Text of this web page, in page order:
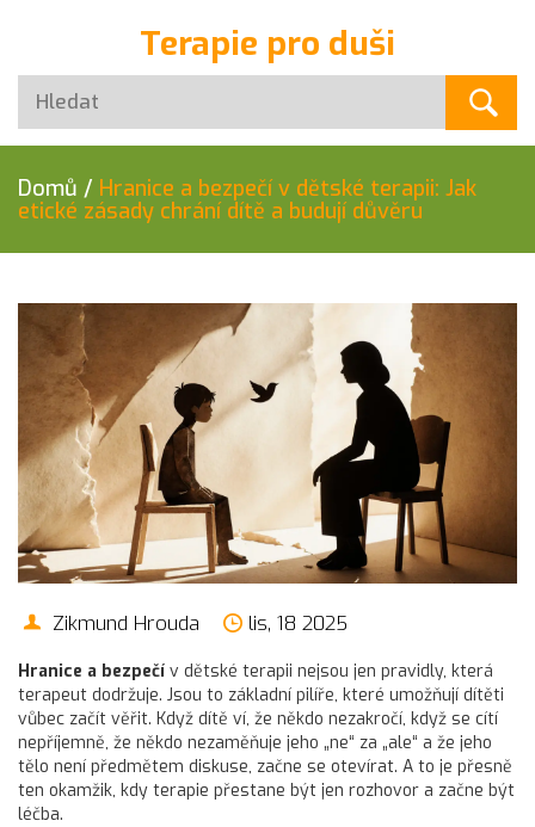
Terapie pro duši
Domů / Hranice a bezpečí v dětské terapii: Jak
etické zásady chrání dítě a budují důvěru
Zikmund Hrouda lis, 18 2025
Hranice a bezpečí v dětské terapii nejsou jen pravidly, která
terapeut dodržuje. Jsou to základní pilíře, které umožňují dítěti
vůbec začít věřit. Když dítě ví, že někdo nezakročí, když se cítí
nepříjemně, že někdo nezaměňuje jeho „ne“ za „ale“ a že jeho
tělo není předmětem diskuse, začne se otevírat. A to je přesně
ten okamžik, kdy terapie přestane být jen rozhovor a začne být
léčba.